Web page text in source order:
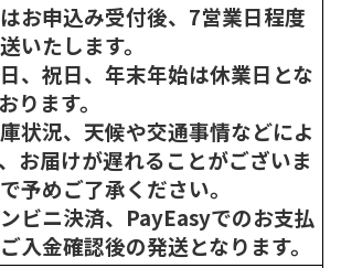
お申込み受付後、7営業日程度
いたします。
、祝日、年末年始は休業日とな
ります。
状況、天候や交通事情などによ
お届けが遅れることがございま
予めご了承ください。
ビニ決済、PayEasyでのお支払
入金確認後の発送となります。